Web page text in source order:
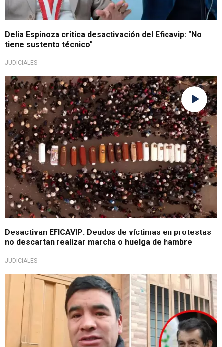
Delia Espinoza critica desactivación del Eficavip: "No
tiene sustento técnico"
JUDICIALES
Rechazan la medida
Desactivan EFICAVIP: Deudos de víctimas en protestas
no descartan realizar marcha o huelga de hambre
JUDICIALES
En contra de la decisión